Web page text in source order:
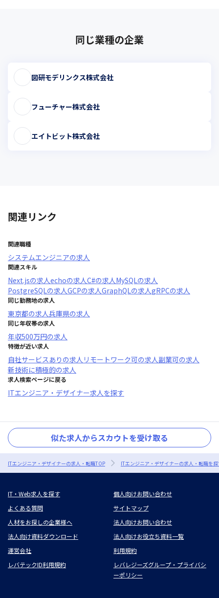
同じ業種の企業
図研モデリンクス株式会社
フューチャー株式会社
エイトビット株式会社
関連リンク
関連職種
システムエンジニアの求人
関連スキル
Next.jsの求人echoの求人C#の求人MySQLの求人
PostgreSQLの求人GCPの求人GraphQLの求人gRPCの求人
同じ勤務地の求人
東京都の求人兵庫県の求人
同じ年収帯の求人
年収500万円の求人
特徴が近い求人
自社サービスあり の求人 リモートワーク可の求人副業可の求人
新技術に積極的の求人
求人検索ページに戻る
ITエンジニア・デザイナー求人を探す
似た求人からスカウトを受け取る
ITエンジニア・デザイナーの求人・転職TOP ITエンジニア・デザイナーの求人・転職を
IT・Web求人を探す
個人向けお問い合わせ
よくある質問
サイトマップ
人材をお探しの企業様へ
法人向けお問い合わせ
法人向け資料ダウンロード
法人向けお役立ち資料一覧
運営会社
利用規約
レバテックID利用規約
レバレジーズグループ・プライバシ
ーポリシー